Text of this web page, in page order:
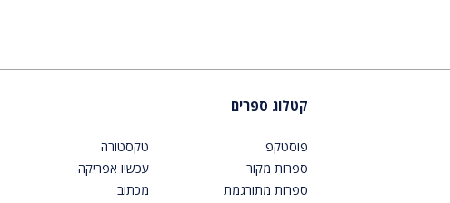
קטלוג ספרים
פוסטקפ
ספרות מקור
ספרות מתורגמת
טקסטורה
עכשיו אפריקה
מכתוב